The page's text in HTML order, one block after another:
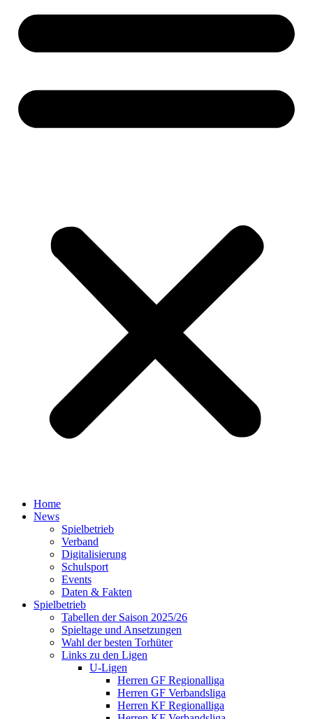
Home
News
Spielbetrieb
Verband
Digitalisierung
Schulsport
Events
Daten & Fakten
Spielbetrieb
Tabellen der Saison 2025/26
Spieltage und Ansetzungen
Wahl der besten Torhüter
Links zu den Ligen
U-Ligen
Herren GF Regionalliga
Herren GF Verbandsliga
Herren KF Regionalliga